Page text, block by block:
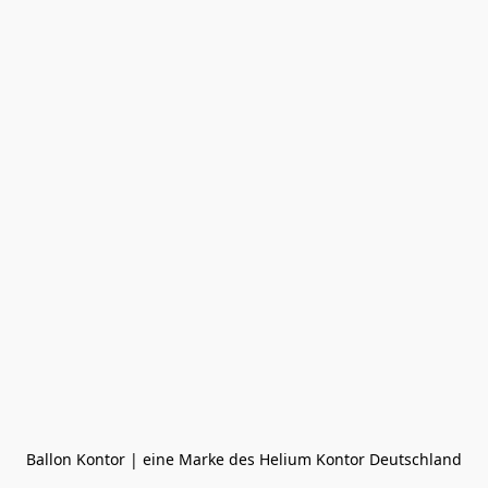
Ballon Kontor | eine Marke des Helium Kontor Deutschland